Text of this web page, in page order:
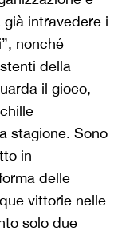
intravedere i
nonché
della
il gioco,
stagione. Sono
in
delle
vittorie nelle
solo due